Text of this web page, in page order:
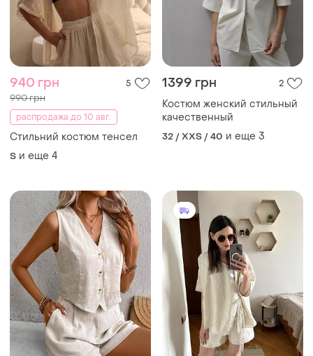
940 грн 5
990 грн
распродажа до 10 авг.
Стильний костюм тенсел
S и еще 4
1399 грн 2
Костюм женский стильный
качественный
32 / XXS / 40 и еще 3